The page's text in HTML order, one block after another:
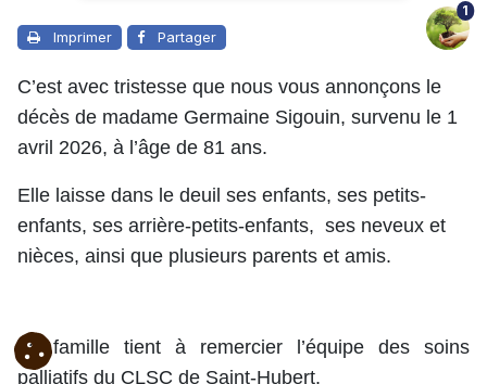
Imprimer Partager
1
C’est avec tristesse que nous vous annonçons le
décès de madame Germaine Sigouin, survenu le 1
avril 2026, à l’âge de 81 ans.
Elle laisse dans le deuil ses enfants, ses petits-
enfants, ses arrière-petits-enfants, ses neveux et
nièces, ainsi que plusieurs parents et amis.
La famille tient à remercier l’équipe des soins
palliatifs du CLSC de Saint-Hubert.